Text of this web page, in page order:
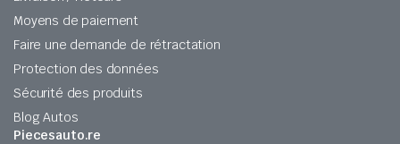
Moyens de paiement
Faire une demande de rétractation
Protection des données
Sécurité des produits
Blog Autos
Piecesauto.re